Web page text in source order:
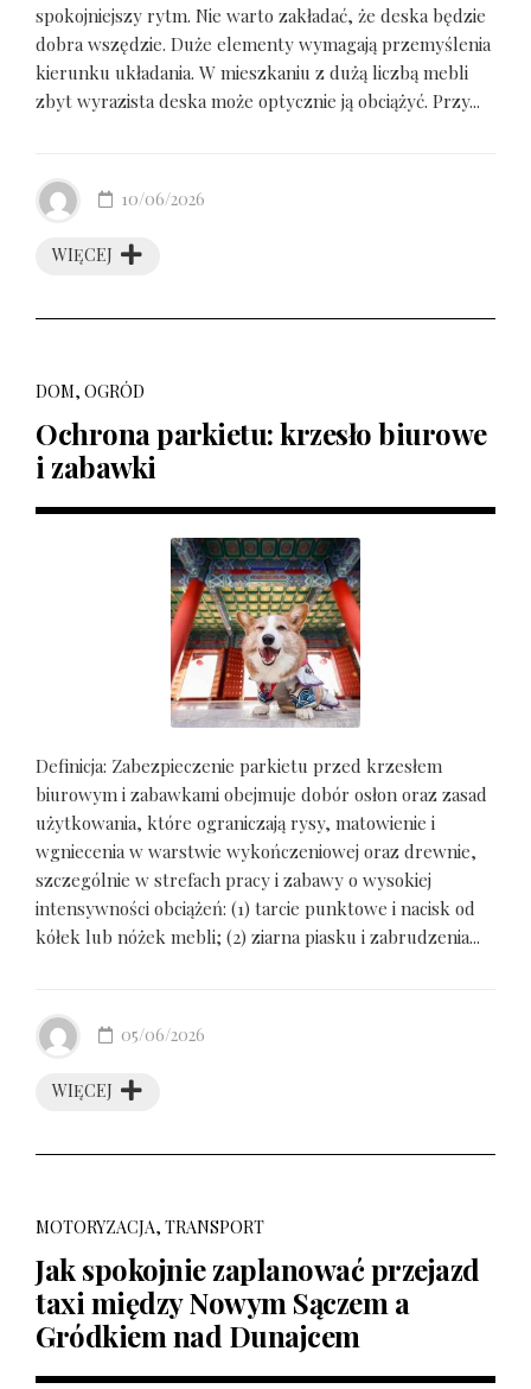
spokojniejszy rytm. Nie warto zakładać, że deska będzie
dobra wszędzie. Duże elementy wymagają przemyślenia
kierunku układania. W mieszkaniu z dużą liczbą mebli
zbyt wyrazista deska może optycznie ją obciążyć. Przy...
WIĘCEJ
10/06/2026
DOM, OGRÓD
Ochrona parkietu: krzesło biurowe
i zabawki
Definicja: Zabezpieczenie parkietu przed krzesłem
biurowym i zabawkami obejmuje dobór osłon oraz zasad
użytkowania, które ograniczają rysy, matowienie i
wgniecenia w warstwie wykończeniowej oraz drewnie,
szczególnie w strefach pracy i zabawy o wysokiej
intensywności obciążeń: (1) tarcie punktowe i nacisk od
kółek lub nóżek mebli; (2) ziarna piasku i zabrudzenia...
WIĘCEJ
05/06/2026
MOTORYZACJA, TRANSPORT
Jak spokojnie zaplanować przejazd
taxi między Nowym Sączem a
Gródkiem nad Dunajcem